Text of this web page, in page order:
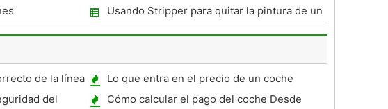
Usando Stripper para quitar la pintura de un
Corvette
de la línea
Lo que entra en el precio de un coche
del
Cómo calcular el pago del coche Desde